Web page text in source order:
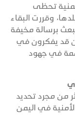
تحظى
وقررت البقاء
برسالة مخيفة
قد يفكرون في
في جهود
من مجرد تحديد
في اليمن